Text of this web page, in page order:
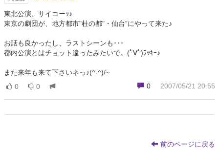
東北公演、サイコーｯ♪
東京の劇団が、地方都市"杜の都"・仙台”にやって来た♪
お話も良かったし、ラストシーンも･･･
都内公演とはチョット違ったみたいで。(ﾟ∀ﾟ)ﾗｯｷｰ♪
また来年も来て下さいネっ♪(^-^)/~
0
2007/05/21 20:55
0 0
前のページに戻る